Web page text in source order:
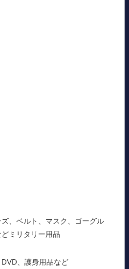
、ベルト、マスク、ゴーグル
ミリタリー用品
、護身用品など